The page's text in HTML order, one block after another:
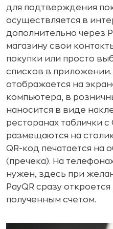
для подтверждения
осуществляется в
дополнительно через
магазину свои
покупки или просто
списков в
отображается на
компьютера, в
наносится в виде
ресторанах таблички с
размещаются на
QR-код печатается на
(пречека). На
нужен, здесь при
PayQR сразу
полученным счетом.